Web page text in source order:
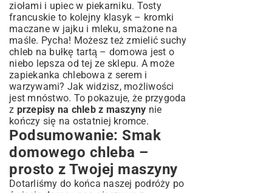
ziołami i upiec w piekarniku. Tosty
francuskie to kolejny klasyk – kromki
maczane w jajku i mleku, smażone na
maśle. Pycha! Możesz też zmielić suchy
chleb na bułkę tartą – domowa jest o
niebo lepsza od tej ze sklepu. A może
zapiekanka chlebowa z serem i
warzywami? Jak widzisz, możliwości
jest mnóstwo. To pokazuje, że przygoda
z przepisy na chleb z maszyny nie
kończy się na ostatniej kromce.
Podsumowanie: Smak
domowego chleba –
prosto z Twojej maszyny
Dotarliśmy do końca naszej podróży po